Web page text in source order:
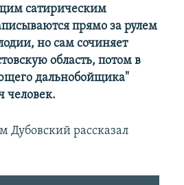
сатирическим
прямо за рулем
но сам сочиняет
область, потом в
дальнобойщика"
человек.
Дубовский рассказал